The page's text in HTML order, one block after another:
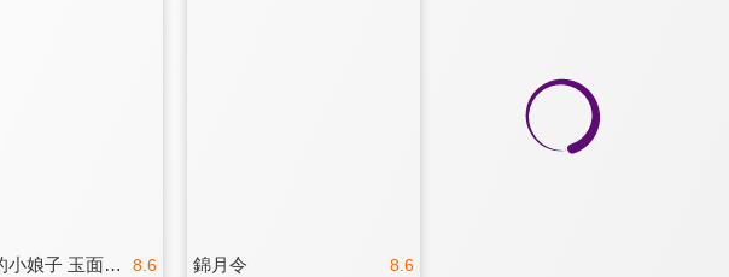
8.6
屠戶家的小娘子 玉面桃花總相逢 8.6
錦月令